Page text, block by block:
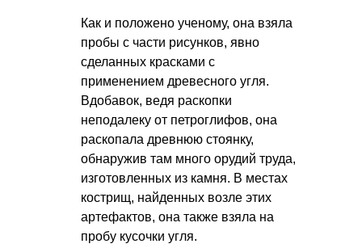
Как и положено ученому, она взяла
пробы с части рисунков, явно
сделанных красками с
применением древесного угля.
Вдобавок, ведя раскопки
неподалеку от петроглифов, она
раскопала древнюю стоянку,
обнаружив там много орудий труда,
изготовленных из камня. В местах
кострищ, найденных возле этих
артефактов, она также взяла на
пробу кусочки угля.